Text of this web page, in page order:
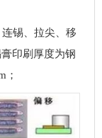
锡、拉尖、移
印刷厚度为钢
；